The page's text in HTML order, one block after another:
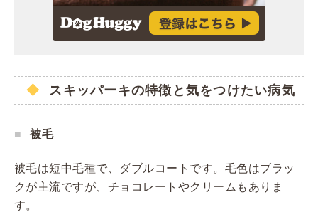
スキッパーキの特徴と気をつけたい病気
被毛
被毛は短中毛種で、ダブルコートです。毛色はブラッ
クが主流ですが、チョコレートやクリームもありま
す。